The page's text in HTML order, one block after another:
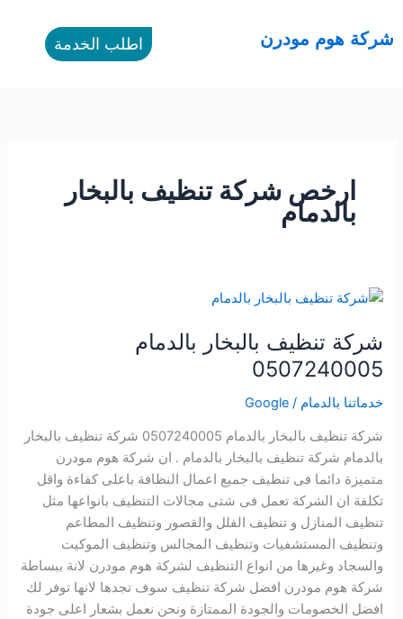
شركة هوم مودرن القائمةاطلب الخدمة
ارخص شركة تنظيف بالبخار
بالدمام
شركة تنظيف بالبخار بالدمام
0507240005
خدماتنا بالدمام/
Google
شركة تنظيف بالبخار بالدمام 0507240005 شركة تنظيف بالبخار
بالدمام شركة تنظيف بالبخار بالدمام . ان شركة هوم مودرن
متميزة دائما فى تنظيف جميع اعمال النظافة باعلى كفاءة واقل
تكلفة ان الشركة تعمل فى شتى مجالات التنظيف بانواعها مثل
تنظيف المنازل و تنظيف الفلل والقصور وتنظيف المطاعم
وتنظيف المستشفيات وتنظيف المجالس وتنظيف الموكيت
والسجاد وغيرها من انواع التنظيف لشركة هوم مودرن لانة ببساطة
شركة هوم مودرن افضل شركة تنظيف سوف تجدها لانها توفر لك
افضل الخصومات والجودة الممتازة ونحن نعمل بشعار اعلى جودة
شركة
بالبخار
بالدمام
0507240005